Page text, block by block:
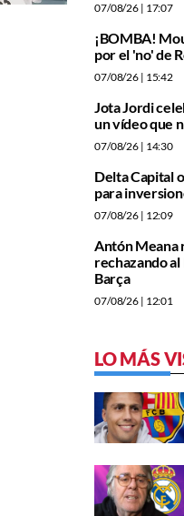
07/08/26 | 17:07
¡BOMBA!
por el 'no' de
07/08/26 | 15:42
Jota Jordi
un vídeo que
07/08/26 | 14:30
Delta Capital
para
07/08/26 | 12:09
Antón Meana
rechazando
Barça
07/08/26 | 12:01
LO MÁS